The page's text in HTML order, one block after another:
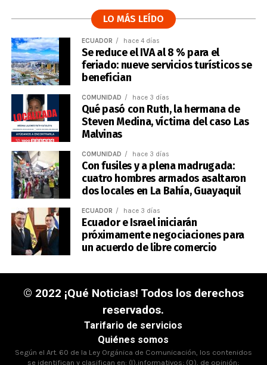
LO MÁS LEÍDO
ECUADOR hace 4 días
Se reduce el IVA al 8 % para el
feriado: nueve servicios turísticos se
benefician
COMUNIDAD hace 3 días
Qué pasó con Ruth, la hermana de
Steven Medina, víctima del caso Las
Malvinas
COMUNIDAD hace 3 días
Con fusiles y a plena madrugada:
cuatro hombres armados asaltaron
dos locales en La Bahía, Guayaquil
ECUADOR hace 3 días
Ecuador e Israel iniciarán
próximamente negociaciones para
un acuerdo de libre comercio
© 2022 ¡Qué Noticias! Todos los derechos
reservados.
Tarifario de servicios
Quiénes somos
Según el Art. 60 de la Ley Orgánica de Comunicación, los contenidos
se identifican y clasifican en: (I),informativos; (O), de opinión;